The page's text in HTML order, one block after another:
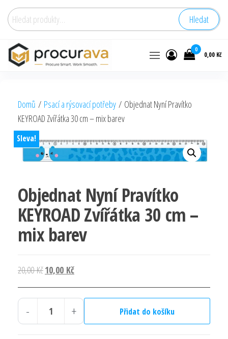
Hledat: Hledat
0
0,00 Kč
Domů / Psací a rýsovací potřeby / Objednat Nyní Pravítko
KEYROAD Zvířátka 30 cm – mix barev
Sleva!
Objednat Nyní Pravítko
KEYROAD Zvířátka 30 cm –
mix barev
20,00KčPůvodní
byla:
20,00 Kč.
10,00 KčAktuální
je:
10,00 Kč.
-
Objednat
+ Přidat do košíku